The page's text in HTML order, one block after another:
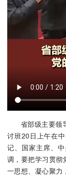
省部级主要领
讨班20日上午在
记、国家主席、
调，要把学习贯彻
一思想、凝心聚力